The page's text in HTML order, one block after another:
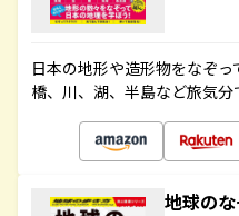
日本の地形や造形物をなぞ
橋、川、湖、半島など旅気分
地球の